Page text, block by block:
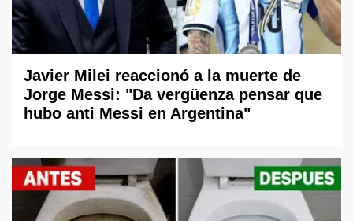
Javier Milei reaccionó a la muerte de
Jorge Messi: "Da vergüenza pensar que
hubo anti Messi en Argentina"